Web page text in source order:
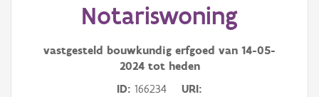
Aanduidingsobject
Notariswoning
vastgesteld bouwkundig erfgoed van 14-05-
2024tot heden
ID 166234
URI